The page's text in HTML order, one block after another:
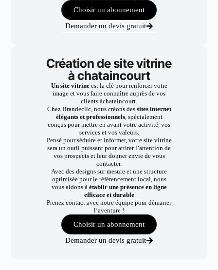
Choisir un abonnement
Demander un devis gratuit
Création de site vitrine
à chataincourt
Un site vitrineest la clé pour renforcer votre
image et vous faire connaître auprès de vos
clients àchataincourt.
Chez Brandeclic, nous créons dessites internet
élégants et professionnels, spécialement
conçus pour mettre en avant votre activité, vos
services et vos valeurs.
Pensé pour séduire et informer, votre site vitrine
sera un outil puissant pour attirer l’attention de
vos prospects et leur donner envie de vous
contacter.
Avec des designs sur mesure et une structure
optimisée pour le référencement local, nous
vous aidons à établir une présence en ligne
efficace et durable
Prenez contact avec notre équipe pour démarrer
l’aventure !
Choisir un abonnement
Demander un devis gratuit